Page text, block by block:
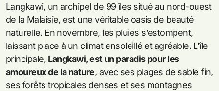
Langkawi, un archipel de 99 îles situé au nord-ouest
de la Malaisie, est une véritable oasis de beauté
naturelle. En novembre, les pluies s’estompent,
laissant place à un climat ensoleillé et agréable. L’île
principale, Langkawi, est un paradis pour les
amoureux de la nature, avec ses plages de sable fin,
ses forêts tropicales denses et ses montagnes